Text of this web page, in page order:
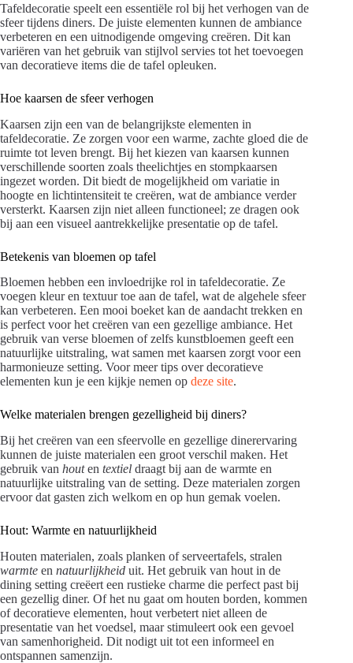
Tafeldecoratie speelt een essentiële rol bij het verhogen van de
sfeer tijdens diners. De juiste elementen kunnen de ambiance
verbeteren en een uitnodigende omgeving creëren. Dit kan
variëren van het gebruik van stijlvol servies tot het toevoegen
van decoratieve items die de tafel opleuken.
Hoe kaarsen de sfeer verhogen
Kaarsen zijn een van de belangrijkste elementen in
tafeldecoratie. Ze zorgen voor een warme, zachte gloed die de
ruimte tot leven brengt. Bij het kiezen van kaarsen kunnen
verschillende soorten zoals theelichtjes en stompkaarsen
ingezet worden. Dit biedt de mogelijkheid om variatie in
hoogte en lichtintensiteit te creëren, wat de ambiance verder
versterkt. Kaarsen zijn niet alleen functioneel; ze dragen ook
bij aan een visueel aantrekkelijke presentatie op de tafel.
Betekenis van bloemen op tafel
Bloemen hebben een invloedrijke rol in tafeldecoratie. Ze
voegen kleur en textuur toe aan de tafel, wat de algehele sfeer
kan verbeteren. Een mooi boeket kan de aandacht trekken en
is perfect voor het creëren van een gezellige ambiance. Het
gebruik van verse bloemen of zelfs kunstbloemen geeft een
natuurlijke uitstraling, wat samen met kaarsen zorgt voor een
harmonieuze setting. Voor meer tips over decoratieve
elementen kun je een kijkje nemen op deze site.
Welke materialen brengen gezelligheid bij diners?
Bij het creëren van een sfeervolle en gezellige dinerervaring
kunnen de juiste materialen een groot verschil maken. Het
gebruik van houten textiel draagt bij aan de warmte en
natuurlijke uitstraling van de setting. Deze materialen zorgen
ervoor dat gasten zich welkom en op hun gemak voelen.
Hout: Warmte en natuurlijkheid
Houten materialen, zoals planken of serveertafels, stralen
warmte en natuurlijkheid uit. Het gebruik van hout in de
dining setting creëert een rustieke charme die perfect past bij
een gezellig diner. Of het nu gaat om houten borden, kommen
of decoratieve elementen, hout verbetert niet alleen de
presentatie van het voedsel, maar stimuleert ook een gevoel
van samenhorigheid. Dit nodigt uit tot een informeel en
ontspannen samenzijn.